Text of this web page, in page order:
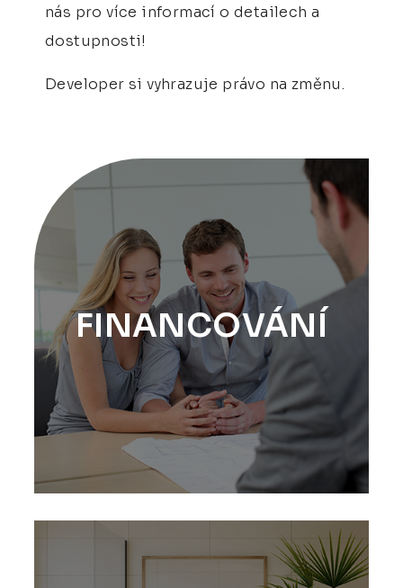
nás pro více informací o detailech a
dostupnosti!
Developer si vyhrazuje právo na změnu.
FINANCOVÁNÍ